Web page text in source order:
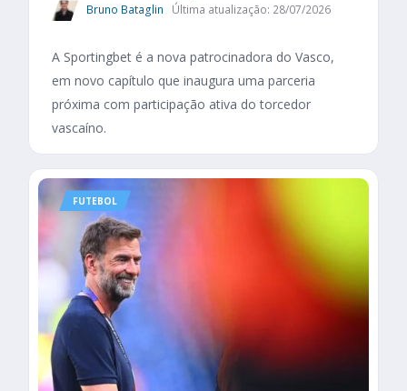
Bruno Bataglin Última atualização: 28/07/2026
A Sportingbet é a nova patrocinadora do Vasco,
em novo capítulo que inaugura uma parceria
próxima com participação ativa do torcedor
vascaíno.
FUTEBOL